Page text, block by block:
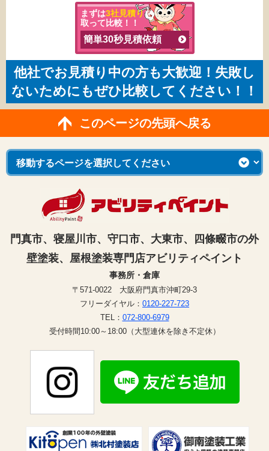
まずは3社見積りを
取って比較！！
簡単30秒見積依頼
他社でお見積り中の方も大歓迎！失敗し
ないためにもぜひ比較してください！！
このページの先頭へ戻る
門真市、寝屋川市、守口市、大東市、四條畷市の外
壁塗装、屋根塗装専門店アビリティペイント
事務所・倉庫
〒571-0022 大阪府門真市沖町29-3
フリーダイヤル： 0120-227-723
TEL： 072-800-6979
受付時間10:00～18:00（大型連休を除き不定休）